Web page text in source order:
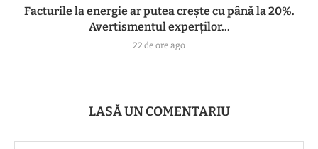
Facturile la energie ar putea crește cu până la 20%.
Avertismentul experților...
22 de ore ago
LASĂ UN COMENTARIU